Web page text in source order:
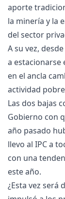
aporte
la minería y la
del sector
A su vez,
a estacionarse
en el ancla
actividad
Las dos bajas
Gobierno con
año pasado
llevo al IPC a
con una
este año.
¿Esta vez será